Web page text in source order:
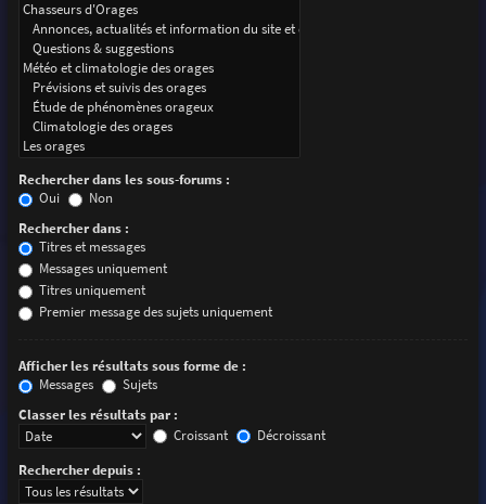
Rechercher dans les sous-forums :
Oui
Non
Rechercher dans :
Titres et messages
Messages uniquement
Titres uniquement
Premier message des sujets uniquement
Afficher les résultats sous forme de :
Messages
Sujets
Classer les résultats par :
Croissant
Décroissant
Rechercher depuis :